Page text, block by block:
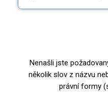
Nenašli jste
několik slov z názvu
právní formy